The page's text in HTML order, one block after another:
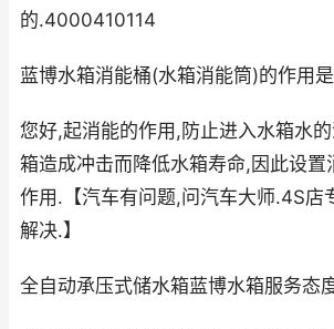
的.4000410114
蓝博水箱消能桶(水箱消能筒)的作用
您好,起消能的作用,防止进入水箱水
箱造成冲击而降低水箱寿命,因此设置
作用.【汽车有问题,问汽车大师.4S店
解决.】
全自动承压式储水箱蓝博水箱服务态